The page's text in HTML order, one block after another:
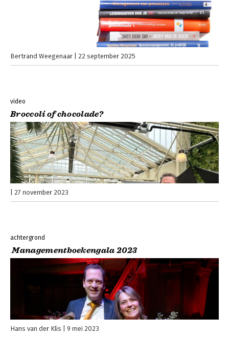
Bertrand Weegenaar 22 september 2025
video
Broccoli of chocolade?
27 november 2023
achtergrond
Managementboekengala 2023
Hans van der Klis 9 mei 2023